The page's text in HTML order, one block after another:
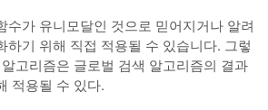
수가 유니모달인 것으로 믿어지거나 알려
하기 위해 직접 적용될 수 있습니다. 그렇
고리즘은 글로벌 검색 알고리즘의 결과
적용될 수 있다.